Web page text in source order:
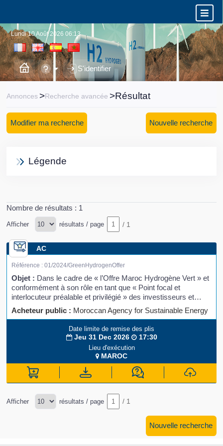
Lundi 10 Août 2026 06:13
S'identifier
Annonces >Recherche avancée >Résultat
Modifier ma recherche Nouvelle recherche
Légende
Nombre de résultats : 1
Afficher résultats / page / 1
AC
Référence : 01/2024/GreenHydrogenOffer
Objet : Dans le cadre de « l’Offre Maroc Hydrogène Vert » et
conformément à son rôle en tant que « Point focal et
interlocuteur préalable et privilégié » des investisseurs et
consortiums, Masen invite les candidats désirant
Acheteur public : Moroccan Agency for Sustainable Energy
Date limite de remise des plis
Jeu 31 Dec 2026 17:30
Lieu d'exécution
MAROC
Afficher résultats / page / 1
Nouvelle recherche